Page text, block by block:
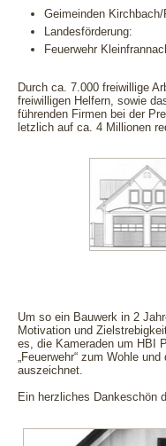
Geimeinden
Feuerwehr
Durch ca. 7.000 freiwillige
freiwilligen Helfern, sowie
führenden Firmen bei der
letzlich auf ca. 4 Millionen
Um so ein Bauwerk in 2
Motivation und
es, die Kameraden um HBI
„Feuerwehr“ zum Wohle
auszeichnet.
Ein herzliches Dankeschön